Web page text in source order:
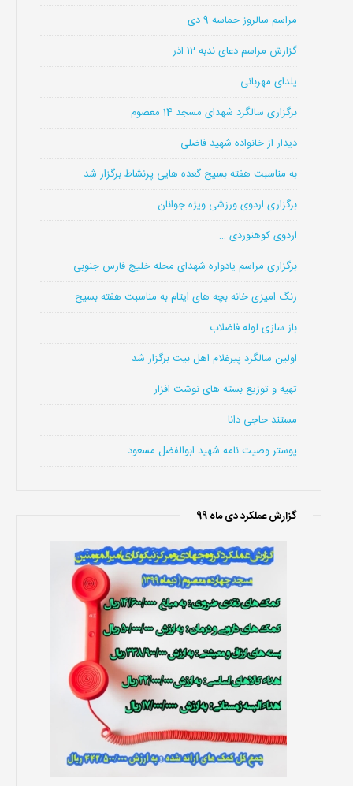
مراسم سالروز حماسه 9 دی
گزارش مراسم دعای ندبه 12 اذر
یلدای مهربانی
برگزاری سالگرد شهدای مسجد 14 معصوم
دیدار از خانواده شهید فاضلی
به مناسبت هفته بسیج گعده هایی پرنشاط برگزار شد
برگزاری اردوی ورزشی ویژه جوانان
اردوی کوهنوردی …
برگزاری مراسم یادواره شهدای محله خلیج فارس جنوبی
رنگ امیزی خانه بچه های ایتام به مناسبت هفته بسیج
باز سازی لوله فاضلاب
اولین سالگرد پیرغلام اهل بیت برگزار شد
تهیه و توزیع بسته های نوشت افزار
مستند حاجی دانا
پوستر وصیت نامه شهید ابوالفضل مسعود
گزارش عملکرد دی ماه 99